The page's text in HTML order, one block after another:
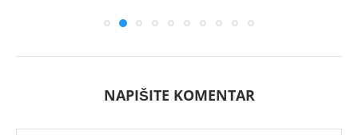
NAPIŠITE KOMENTAR